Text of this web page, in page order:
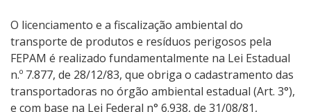
O licenciamento e a fiscalização ambiental do
transporte de produtos e resíduos perigosos pela
FEPAM é realizado fundamentalmente na Lei Estadual
n.º 7.877, de 28/12/83, que obriga o cadastramento das
transportadoras no órgão ambiental estadual (Art. 3°),
e com base na Lei Federal n° 6.938, de 31/08/81,